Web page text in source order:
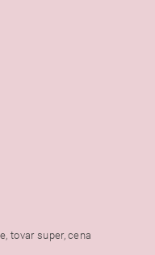
tovar super, cena